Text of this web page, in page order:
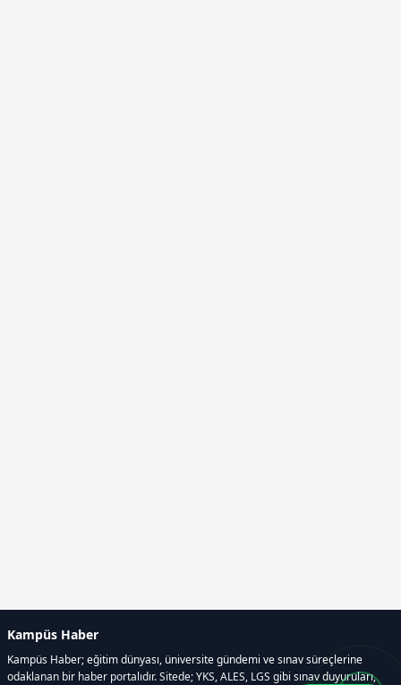
Kampüs Haber
Kampüs Haber; eğitim dünyası, üniversite gündemi ve sınav süreçlerine
odaklanan bir haber portalıdır. Sitede; YKS, ALES, LGS gibi sınav duyuruları,